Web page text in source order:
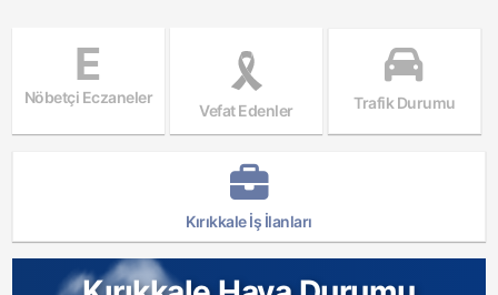
E
Nöbetçi Eczaneler
Vefat Edenler Trafik Durumu
Kırıkkale İş İlanları